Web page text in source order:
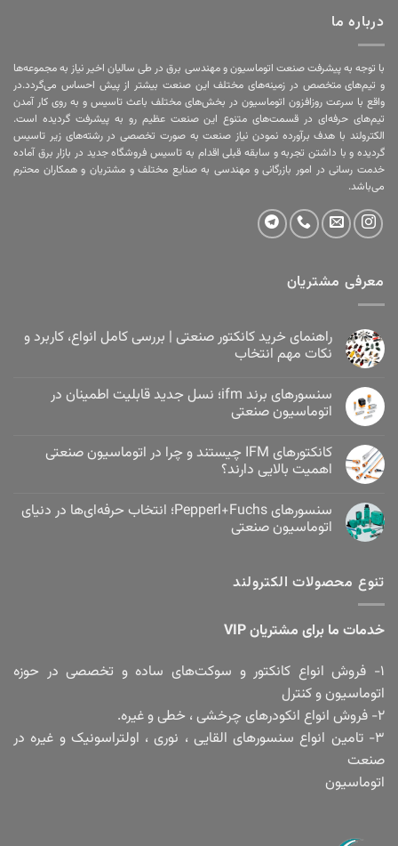
درباره ما
با توجه به پیشرفت صنعت اتوماسیون و مهندسی برق در طی سالیان اخیر نیاز به مجموعه‌ها
و تیم‌های متخصص در زمینه‌های مختلف این صنعت بیشتر از پیش احساس می‌گردد.در
واقع با سرعت روزافزون اتوماسیون در بخش‌های مختلف باعث تاسیس و به روی کار آمدن
تیم‌های حرفه‌ای در قسمت‌های متنوع این صنعت عظیم رو به پیشرفت گردیده است.
الکترولند با هدف برآورده نمودن نیاز صنعت به صورت تخصصی در رشته‌های زیر تاسیس
گردیده و با داشتن تجربه و سابقه قبلی اقدام به تاسیس فروشگاه جدید در بازار برق آماده
خدمت رسانی در امور بازرگانی و مهندسی به صنایع مختلف و مشتریان و همکاران محترم
می‌باشد.
معرفی مشتریان
راهنمای خرید کانکتور صنعتی | بررسی کامل انواع، کاربرد و
نکات مهم انتخاب
سنسورهای برند ifm؛ نسل جدید قابلیت اطمینان در
اتوماسیون صنعتی
کانکتورهای IFM چیستند و چرا در اتوماسیون صنعتی
اهمیت بالایی دارند؟
سنسورهای Pepperl+Fuchs؛ انتخاب حرفه‌ای‌ها در دنیای
اتوماسیون صنعتی
تنوع محصولات الکترولند
خدمات ما برای مشتریان VIP
۱- فروش انواع کانکتور و سوکت‌های ساده و تخصصی در حوزه
اتوماسیون و کنترل
۲- فروش انواع انکودرهای چرخشی ، خطی و غیره.
۳- تامین انواع سنسورهای القایی ، نوری ، اولتراسونیک و غیره در
صنعت
اتوماسیون